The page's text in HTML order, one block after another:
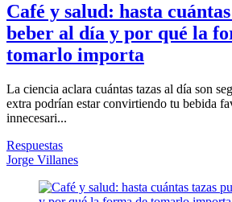
Café y salud: hasta
beber al día y por qué la
tomarlo importa
La ciencia aclara cuántas tazas al día son
extra podrían estar convirtiendo tu bebida
innecesari...
Respuestas
Jorge Villanes